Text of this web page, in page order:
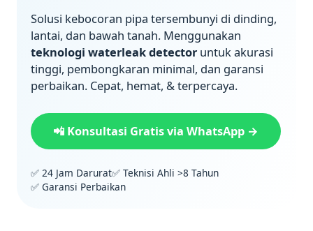
Solusi kebocoran pipa tersembunyi di dinding,
lantai, dan bawah tanah. Menggunakan
teknologi waterleak detector untuk akurasi
tinggi, pembongkaran minimal, dan garansi
perbaikan. Cepat, hemat, & terpercaya.
📲 Konsultasi Gratis via WhatsApp →
✅ 24 Jam Darurat✅ Teknisi Ahli >8 Tahun
✅ Garansi Perbaikan